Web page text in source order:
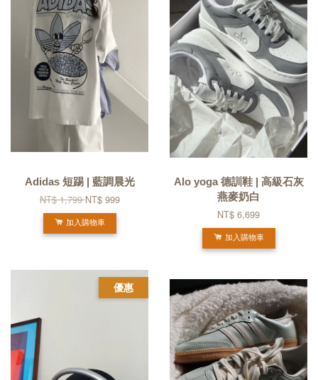
Adidas 短踢 | 藍調晨光
NT$ 1,799NT$ 999
加入購物車
Alo yoga 德訓鞋 | 高級石灰
燕麥奶白
NT$ 6,699
加入購物車
優惠